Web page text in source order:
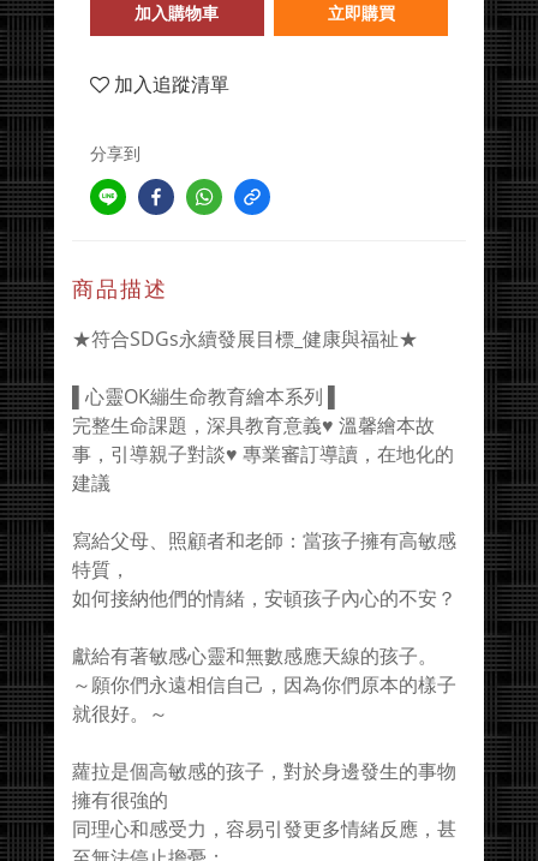
加入購物車 立即購買
加入追蹤清單
分享到
商品描述
★符合SDGs永續發展目標_健康與福祉★
▌心靈OK繃生命教育繪本系列 ▌
完整生命課題，深具教育意義♥ 溫馨繪本故
事，引導親子對談♥ 專業審訂導讀，在地化的
建議
寫給父母、照顧者和老師：當孩子擁有高敏感
特質，
如何接納他們的情緒，安頓孩子內心的不安？
獻給有著敏感心靈和無數感應天線的孩子。
～願你們永遠相信自己，因為你們原本的樣子
就很好。～
蘿拉是個高敏感的孩子，對於身邊發生的事物
擁有很強的
同理心和感受力，容易引發更多情緒反應，甚